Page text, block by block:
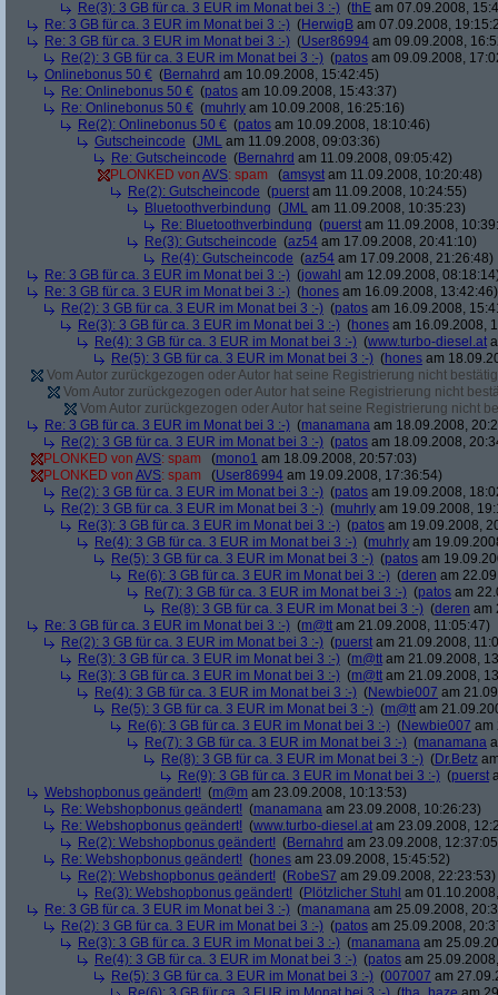
Re(3): 3 GB für ca. 3 EUR im Monat bei 3 :-) (thE am 07.09.2008,
Re: 3 GB für ca. 3 EUR im Monat bei 3 :-) (HerwigB am 07.09.2008,
Re: 3 GB für ca. 3 EUR im Monat bei 3 :-) (User86994 am 09.09.2008,
Re(2): 3 GB für ca. 3 EUR im Monat bei 3 :-) (patos am 09.09.2008,
Onlinebonus 50 € (Bernahrd am 10.09.2008, 15:42:45)
Re: Onlinebonus 50 € (patos am 10.09.2008, 15:43:37)
Re: Onlinebonus 50 € (muhrly am 10.09.2008, 16:25:16)
Re(2): Onlinebonus 50 € (patos am 10.09.2008, 18:10:46)
Gutscheincode (JML am 11.09.2008, 09:03:36)
Re: Gutscheincode (Bernahrd am 11.09.2008, 09:05:42)
PLONKED von AVS: spam (amsyst am 11.09.2008, 10:20:48)
Re(2): Gutscheincode (puerst am 11.09.2008, 10:24:55)
Bluetoothverbindung (JML am 11.09.2008, 10:35:23)
Re: Bluetoothverbindung (puerst am 11.09.2008,
Re(3): Gutscheincode (az54 am 17.09.2008, 20:41:10)
Re(4): Gutscheincode (az54 am 17.09.2008, 21:26:48)
Re: 3 GB für ca. 3 EUR im Monat bei 3 :-) (jowahl am 12.09.2008,
Re: 3 GB für ca. 3 EUR im Monat bei 3 :-) (hones am 16.09.2008, 13:42:46)
Re(2): 3 GB für ca. 3 EUR im Monat bei 3 :-) (patos am 16.09.2008,
Re(3): 3 GB für ca. 3 EUR im Monat bei 3 :-) (hones am 16.09.2008,
Re(4): 3 GB für ca. 3 EUR im Monat bei 3 :-) (www.turbo-diesel.at
Re(5): 3 GB für ca. 3 EUR im Monat bei 3 :-) (hones am
Vom Autor zurückgezogen oder Autor hat seine Registrierung nicht
Vom Autor zurückgezogen oder Autor hat seine Registrierung nicht
Vom Autor zurückgezogen oder Autor hat seine Registrierung nicht
Re: 3 GB für ca. 3 EUR im Monat bei 3 :-) (manamana am 18.09.2008,
Re(2): 3 GB für ca. 3 EUR im Monat bei 3 :-) (patos am 18.09.2008,
PLONKED von AVS: spam (mono1 am 18.09.2008, 20:57:03)
PLONKED von AVS: spam (User86994 am 19.09.2008, 17:36:54)
Re(2): 3 GB für ca. 3 EUR im Monat bei 3 :-) (patos am 19.09.2008,
Re(2): 3 GB für ca. 3 EUR im Monat bei 3 :-) (muhrly am 19.09.2008,
Re(3): 3 GB für ca. 3 EUR im Monat bei 3 :-) (patos am 19.09.2008,
Re(4): 3 GB für ca. 3 EUR im Monat bei 3 :-) (muhrly am
Re(5): 3 GB für ca. 3 EUR im Monat bei 3 :-) (patos am
Re(6): 3 GB für ca. 3 EUR im Monat bei 3 :-) (deren am
Re(7): 3 GB für ca. 3 EUR im Monat bei 3 :-) (patos am
Re(8): 3 GB für ca. 3 EUR im Monat bei 3 :-) (deren am
Re: 3 GB für ca. 3 EUR im Monat bei 3 :-) (m@tt am 21.09.2008, 11:05:47)
Re(2): 3 GB für ca. 3 EUR im Monat bei 3 :-) (puerst am 21.09.2008,
Re(3): 3 GB für ca. 3 EUR im Monat bei 3 :-) (m@tt am 21.09.2008,
Re(3): 3 GB für ca. 3 EUR im Monat bei 3 :-) (m@tt am 21.09.2008,
Re(4): 3 GB für ca. 3 EUR im Monat bei 3 :-) (Newbie007 am
Re(5): 3 GB für ca. 3 EUR im Monat bei 3 :-) (m@tt am
Re(6): 3 GB für ca. 3 EUR im Monat bei 3 :-) (Newbie007 am
Re(7): 3 GB für ca. 3 EUR im Monat bei 3 :-) (manamana
Re(8): 3 GB für ca. 3 EUR im Monat bei 3 :-) (Dr.Betz
Re(9): 3 GB für ca. 3 EUR im Monat bei 3 :-) (puerst
Webshopbonus geändert! (m@m am 23.09.2008, 10:13:53)
Re: Webshopbonus geändert! (manamana am 23.09.2008, 10:26:23)
Re: Webshopbonus geändert! (www.turbo-diesel.at am 23.09.2008,
Re(2): Webshopbonus geändert! (Bernahrd am 23.09.2008,
Re: Webshopbonus geändert! (hones am 23.09.2008, 15:45:52)
Re(2): Webshopbonus geändert! (RobeS7 am 29.09.2008, 22:23:53)
Re(3): Webshopbonus geändert! (Plötzlicher Stuhl am
Re: 3 GB für ca. 3 EUR im Monat bei 3 :-) (manamana am 25.09.2008,
Re(2): 3 GB für ca. 3 EUR im Monat bei 3 :-) (patos am 25.09.2008,
Re(3): 3 GB für ca. 3 EUR im Monat bei 3 :-) (manamana am
Re(4): 3 GB für ca. 3 EUR im Monat bei 3 :-) (patos am
Re(5): 3 GB für ca. 3 EUR im Monat bei 3 :-) (007007 am